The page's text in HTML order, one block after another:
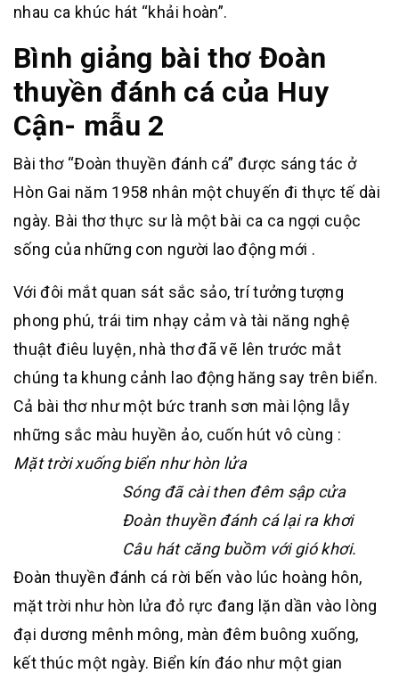
nhau ca khúc hát “khải hoàn”.
Bình giảng bài thơ Đoàn
thuyền đánh cá của Huy
Cận- mẫu 2
Bài thơ “Đoàn thuyền đánh cá” được sáng tác ở
Hòn Gai năm 1958 nhân một chuyến đi thực tế dài
ngày. Bài thơ thực sư là một bài ca ca ngợi cuộc
sống của những con người lao động mới .
Với đôi mắt quan sát sắc sảo, trí tưởng tượng
phong phú, trái tim nhạy cảm và tài năng nghệ
thuật điêu luyện, nhà thơ đã vẽ lên trước mắt
chúng ta khung cảnh lao động hăng say trên biển.
Cả bài thơ như một bức tranh sơn mài lộng lẫy
những sắc màu huyền ảo, cuốn hút vô cùng :
Mặt trời xuống biển như hòn lửa
Sóng đã cài then đêm sập cửa
Đoàn thuyền đánh cá lại ra khơi
Câu hát căng buồm với gió khơi.
Đoàn thuyền đánh cá rời bến vào lúc hoàng hôn,
mặt trời như hòn lửa đỏ rực đang lặn dần vào lòng
đại dương mênh mông, màn đêm buông xuống,
kết thúc một ngày. Biển kín đáo như một gian